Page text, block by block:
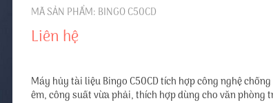
MÃ SẢN PHẨM: BINGO C50CD
Liên hệ
Máy hủy tài liệu Bingo C50CD tích hợp công nghệ
êm, công suất vừa phải, thích hợp dùng cho văn phòng